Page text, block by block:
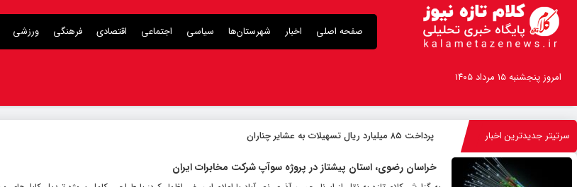
صفحه اصلی اخبار شهرستان‌ها سیاسی اجتماعی اقتصادی فرهنگی ورزشی
امروز پنجشنبه ۱۵ مرداد ۱۴۰۵
سرتیتر جدیدترین اخبار پرداخت ۸۵ میلیارد ریال تسهیلات به عشایر چناران
خراسان رضوی، استان پیشتاز در پروژه سوآپ شرکت مخابرات ایران